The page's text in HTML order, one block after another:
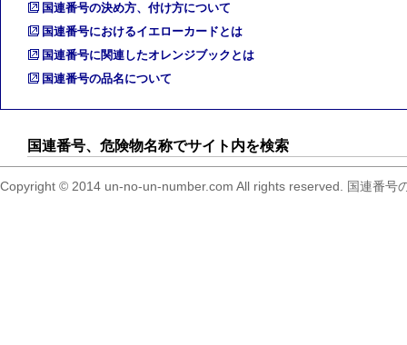
国連番号の決め方、付け方について
国連番号におけるイエローカードとは
国連番号に関連したオレンジブックとは
国連番号の品名について
国連番号、危険物名称でサイト内を検索
Copyright © 2014 un-no-un-number.com All rights reserved. 国連番号